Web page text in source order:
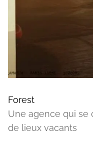
Forest
Une agence qui se
de lieux vacants